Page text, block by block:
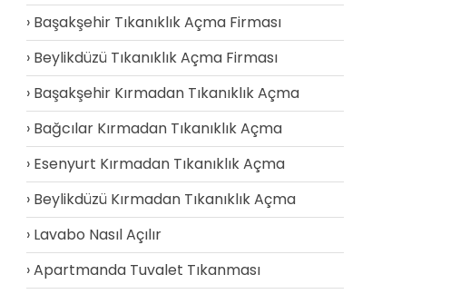
Başakşehir Tıkanıklık Açma Firması
Beylikdüzü Tıkanıklık Açma Firması
Başakşehir Kırmadan Tıkanıklık Açma
Bağcılar Kırmadan Tıkanıklık Açma
Esenyurt Kırmadan Tıkanıklık Açma
Beylikdüzü Kırmadan Tıkanıklık Açma
Lavabo Nasıl Açılır
Apartmanda Tuvalet Tıkanması